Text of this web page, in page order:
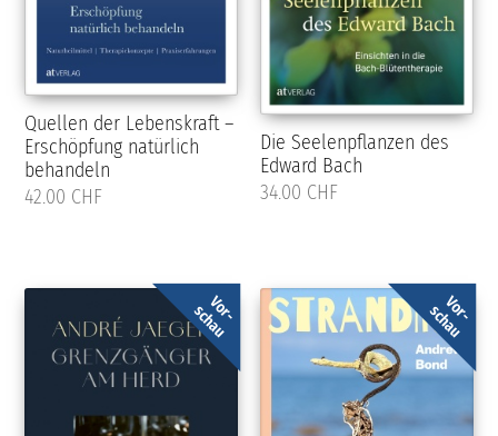
Quellen der Lebenskraft –
Erschöpfung natürlich
behandeln
42.00 CHF
Die Seelenpflanzen des
Edward Bach
34.00 CHF
Vor-
schau Vor-
schau